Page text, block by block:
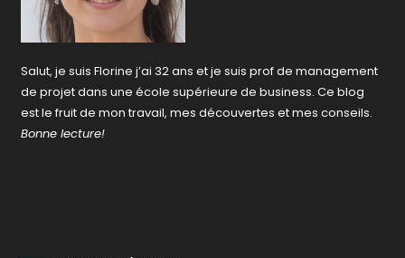
Salut, je suis Florine j’ai 32 ans et je suis prof de management
de projet dans une école supérieure de business. Ce blog
est le fruit de mon travail, mes découvertes et mes conseils.
Bonne lecture!